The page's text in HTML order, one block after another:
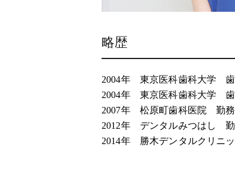
略歴
2004年 東京医科歯科大学
2004年 東京医科歯科大学
2007年 松原町歯科医院 勤務
2012年 デンタルみつはし
2014年 勝木デンタルクリニ